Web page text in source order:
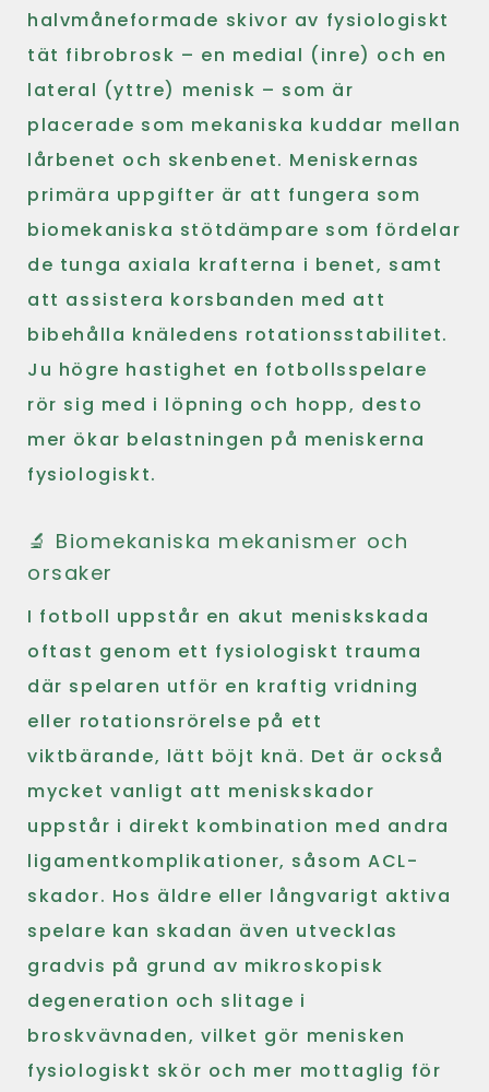
halvmåneformade skivor av fysiologiskt
tät fibrobrosk – en medial (inre) och en
lateral (yttre) menisk – som är
placerade som mekaniska kuddar mellan
lårbenet och skenbenet. Meniskernas
primära uppgifter är att fungera som
biomekaniska stötdämpare som fördelar
de tunga axiala krafterna i benet, samt
att assistera korsbanden med att
bibehålla knäledens rotationsstabilitet.
Ju högre hastighet en fotbollsspelare
rör sig med i löpning och hopp, desto
mer ökar belastningen på meniskerna
fysiologiskt.
🔬 Biomekaniska mekanismer och
orsaker
I fotboll uppstår en akut meniskskada
oftast genom ett fysiologiskt trauma
där spelaren utför en kraftig vridning
eller rotationsrörelse på ett
viktbärande, lätt böjt knä. Det är också
mycket vanligt att meniskskador
uppstår i direkt kombination med andra
ligamentkomplikationer, såsom ACL-
skador. Hos äldre eller långvarigt aktiva
spelare kan skadan även utvecklas
gradvis på grund av mikroskopisk
degeneration och slitage i
broskvävnaden, vilket gör menisken
fysiologiskt skör och mer mottaglig för